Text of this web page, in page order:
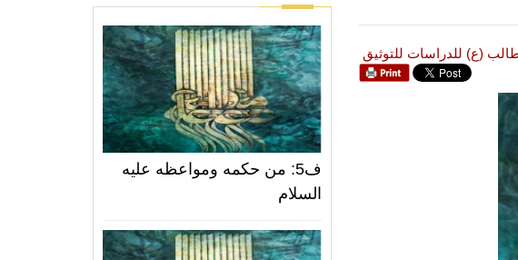
(ع) للدراسات للتوثيق
ف5: من حكمه ومواعظه عليه
السلام